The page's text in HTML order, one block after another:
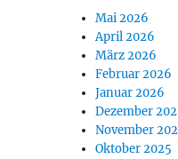
Mai 2026
April 2026
März 2026
Februar 2026
Januar 2026
Dezember
November
Oktober 2025